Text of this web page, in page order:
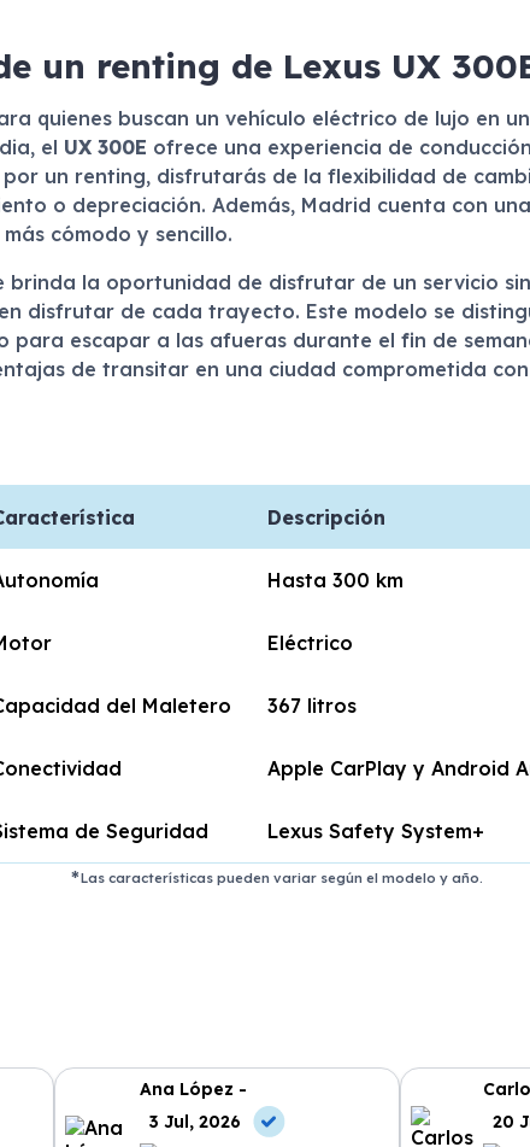
un renting de Lexus UX
quienes buscan un vehículo eléctrico de lujo en
el UX 300E ofrece una experiencia de
un renting, disfrutarás de la flexibilidad de
o depreciación. Además, Madrid cuenta con
cómodo y sencillo.
brinda la oportunidad de disfrutar de un servicio
disfrutar de cada trayecto. Este modelo se
para escapar a las afueras durante el fin de
de transitar en una ciudad comprometida
Descripción
Hasta 300 km
Eléctrico
del Maletero 367 litros
Apple CarPlay y Android
de Seguridad Lexus Safety System+
Las características pueden variar según el modelo y año.
Ana López -
3 Jul, 2026
20